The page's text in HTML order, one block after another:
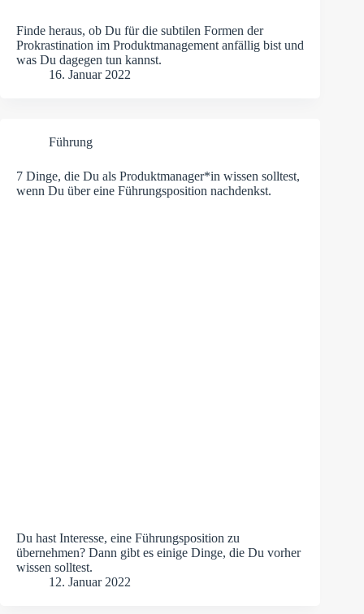
Finde heraus, ob Du für die subtilen Formen der
Prokrastination im Produktmanagement anfällig bist und
was Du dagegen tun kannst.
16. Januar 2022
Führung
7 Dinge, die Du als Produktmanager*in wissen solltest,
wenn Du über eine Führungsposition nachdenkst.
Du hast Interesse, eine Führungsposition zu
übernehmen? Dann gibt es einige Dinge, die Du vorher
wissen solltest.
12. Januar 2022